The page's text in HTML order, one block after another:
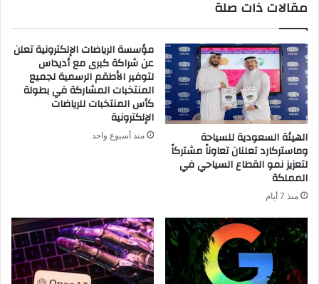
في
السعودي
مقالات ذات صلة
الهيئة السعودية للسياحة
وماستركارد تعلنان تعاوناً مشتركاً
لتعزيز نمو القطاع السياحي في
المملكة
منذ 7 أيام
مؤسسة الرياضات الإلكترونية تعلن
عن شراكة كبرى مع أديداس
لتوفير الأطقم الرسمية لجميع
المنتخبات المشاركة في بطولة
كأس المنتخبات للرياضات
الإلكترونية
منذ أسبوع واحد